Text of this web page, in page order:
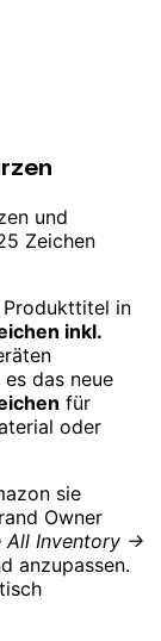
und
Zeichen
in
inkl.
das neue
für
oder
sie
Owner
All Inventory →
anzupassen.